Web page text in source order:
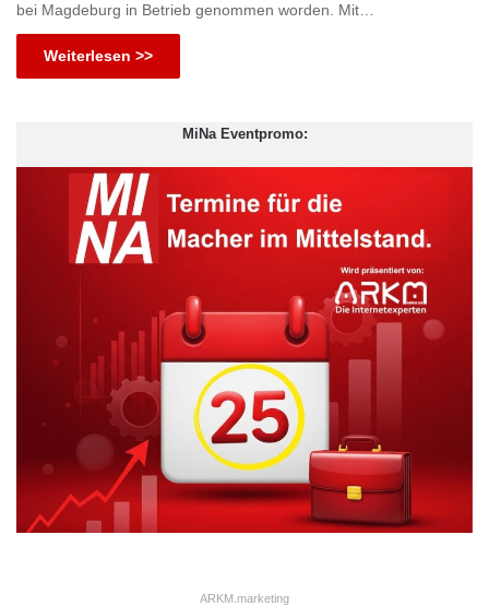
bei Magdeburg in Betrieb genommen worden. Mit…
Weiterlesen >>
MiNa Eventpromo:
ARKM.marketing